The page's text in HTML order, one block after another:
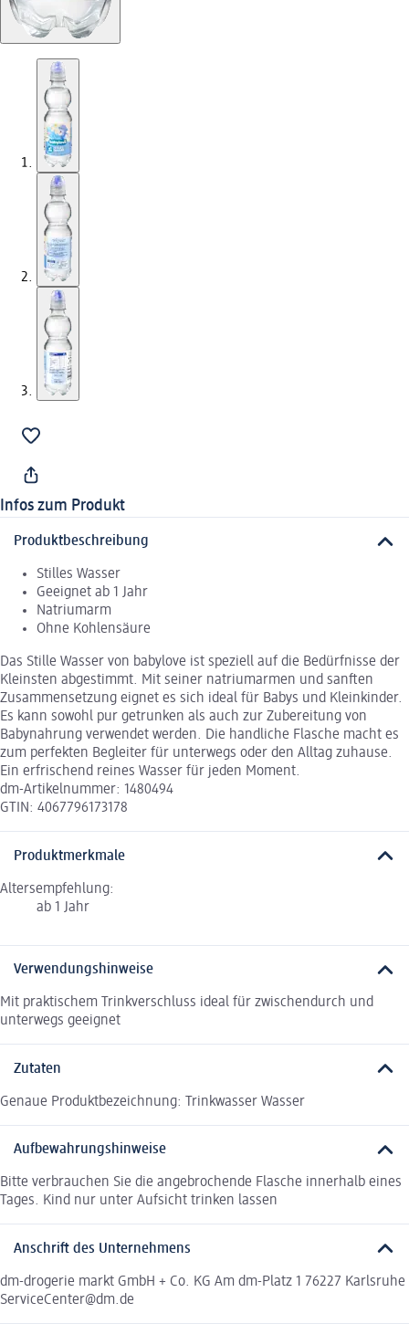
Infos zum Produkt
Produktbeschreibung
Stilles Wasser
Geeignet ab 1 Jahr
Natriumarm
Ohne Kohlensäure
Das Stille Wasser von babylove ist speziell auf die Bedürfnisse der
Kleinsten abgestimmt. Mit seiner natriumarmen und sanften
Zusammensetzung eignet es sich ideal für Babys und Kleinkinder.
Es kann sowohl pur getrunken als auch zur Zubereitung von
Babynahrung verwendet werden. Die handliche Flasche macht es
zum perfekten Begleiter für unterwegs oder den Alltag zuhause.
Ein erfrischend reines Wasser für jeden Moment.
dm-Artikelnummer: 1480494
GTIN: 4067796173178
Produktmerkmale
Altersempfehlung:
ab 1 Jahr
Verwendungshinweise
Mit praktischem Trinkverschluss ideal für zwischendurch und
unterwegs geeignet
Zutaten
Genaue Produktbezeichnung: Trinkwasser Wasser
Aufbewahrungshinweise
Bitte verbrauchen Sie die angebrochende Flasche innerhalb eines
Tages. Kind nur unter Aufsicht trinken lassen
Anschrift des Unternehmens
dm-drogerie markt GmbH + Co. KG Am dm-Platz 1 76227 Karlsruhe
ServiceCenter@dm.de